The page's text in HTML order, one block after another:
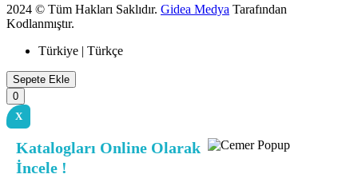
2024 © Tüm Hakları Saklıdır. Gidea Medya Tarafından
Kodlanmıştır.
Türkiye | Türkçe
Sepete Ekle
0
X
Katalogları Online Olarak
İncele !